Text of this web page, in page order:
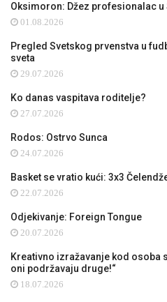
Oksimoron: Džez profesionalac u
01.08.2026
Pregled Svetskog prvenstva u
sveta
29.07.2026
Ko danas vaspitava roditelje?
27.07.2026
Rodos: Ostrvo Sunca
24.07.2026
Basket se vratio kući: 3x3
22.07.2026
Odjekivanje: Foreign Tongue
20.07.2026
Kreativno izražavanje kod osoba
oni podržavaju druge!“
18.07.2026